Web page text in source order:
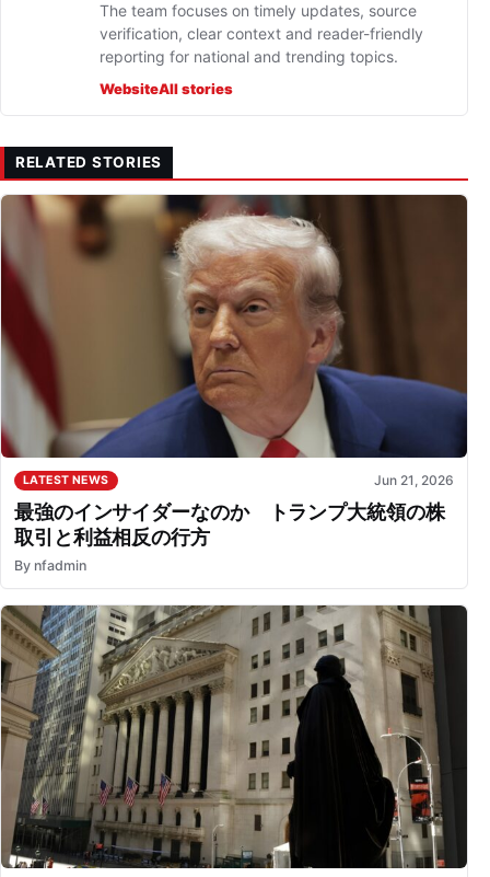
The team focuses on timely updates, source
verification, clear context and reader-friendly
reporting for national and trending topics.
WebsiteAll stories
RELATED STORIES
LATEST NEWS Jun 21, 2026
最強のインサイダーなのか トランプ大統領の株
取引と利益相反の行方
By nfadmin